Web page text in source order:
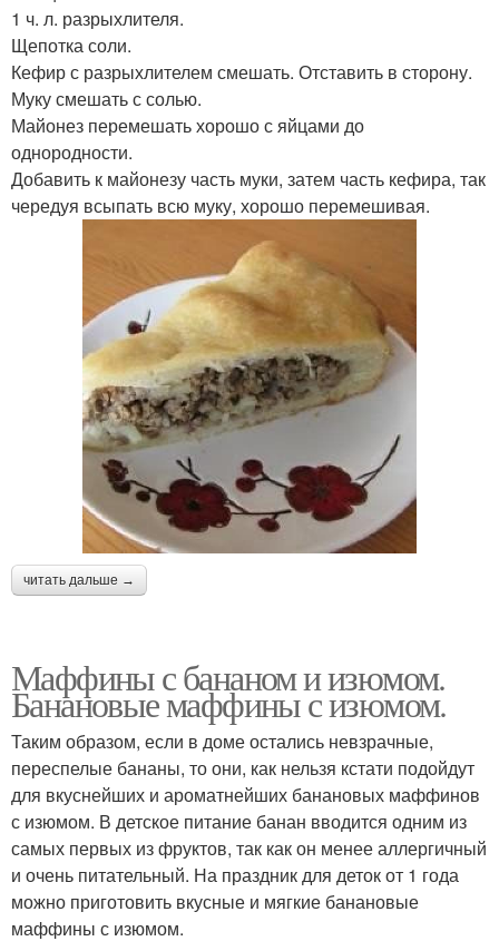
1 ч. л. разрыхлителя.
Щепотка соли.
Кефир с разрыхлителем смешать. Отставить в сторону.
Муку смешать с солью.
Майонез перемешать хорошо с яйцами до
однородности.
Добавить к майонезу часть муки, затем часть кефира, так
чередуя всыпать всю муку, хорошо перемешивая.
читать дальше →
Маффины с бананом и изюмом.
Банановые маффины с изюмом.
Таким образом, если в доме остались невзрачные,
переспелые бананы, то они, как нельзя кстати подойдут
для вкуснейших и ароматнейших банановых маффинов
с изюмом. В детское питание банан вводится одним из
самых первых из фруктов, так как он менее аллергичный
и очень питательный. На праздник для деток от 1 года
можно приготовить вкусные и мягкие банановые
маффины с изюмом.